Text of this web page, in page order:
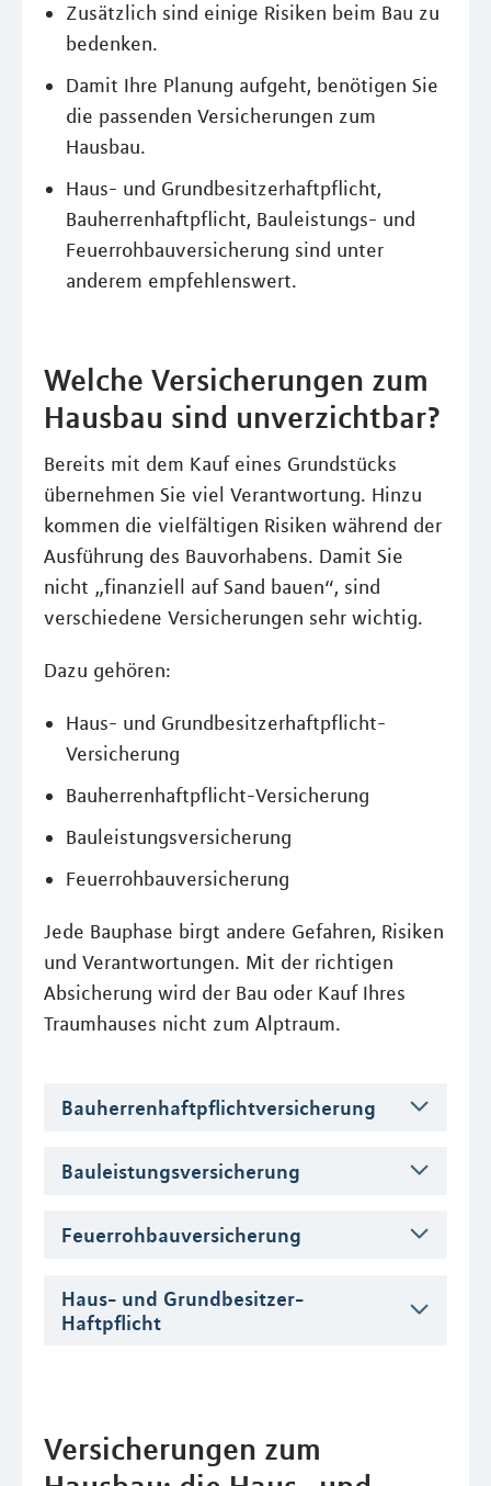
Zusätzlich sind einige Risiken beim Bau zu
bedenken.
Damit Ihre Planung aufgeht, benötigen Sie
die passenden Versicherungen zum
Hausbau.
Haus- und Grundbesitzerhaftpflicht,
Bauherrenhaftpflicht, Bauleistungs- und
Feuerrohbauversicherung sind unter
anderem empfehlenswert.
Welche Versicherungen zum
Hausbau sind unverzichtbar?
Bereits mit dem Kauf eines Grundstücks
übernehmen Sie viel Verantwortung. Hinzu
kommen die vielfältigen Risiken während der
Ausführung des Bauvorhabens. Damit Sie
nicht „finanziell auf Sand bauen“, sind
verschiedene Versicherungen sehr wichtig.
Dazu gehören:
Haus- und Grundbesitzerhaftpflicht-
Versicherung
Bauherrenhaftpflicht-Versicherung
Bauleistungsversicherung
Feuerrohbauversicherung
Jede Bauphase birgt andere Gefahren, Risiken
und Verantwortungen. Mit der richtigen
Absicherung wird der Bau oder Kauf Ihres
Traumhauses nicht zum Alptraum.
Bauherrenhaftpflichtversicherung
Bauleistungsversicherung
Feuerrohbauversicherung
Haus- und Grundbesitzer-
Haftpflicht
Versicherungen zum